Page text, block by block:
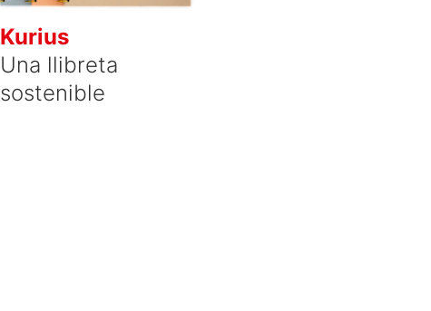
Kurius
Una llibreta
sostenible